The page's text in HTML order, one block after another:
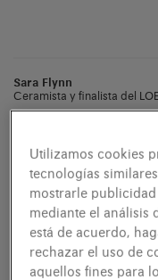
Sara Flynn
Ceramista y finalista del
Utilizamos cookies
tecnologías
mostrarle
mediante el análisis
está de acuerdo,
rechazar el uso de
aquellos fines para